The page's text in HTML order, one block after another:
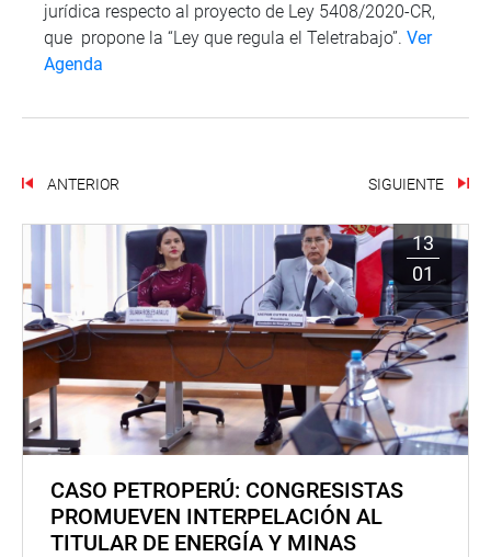
jurídica respecto al proyecto de Ley 5408/2020-CR,
que propone la “Ley que regula el Teletrabajo”. Ver
Agenda
ANTERIOR SIGUIENTE
13
01
CASO PETROPERÚ: CONGRESISTAS
PROMUEVEN INTERPELACIÓN AL
TITULAR DE ENERGÍA Y MINAS